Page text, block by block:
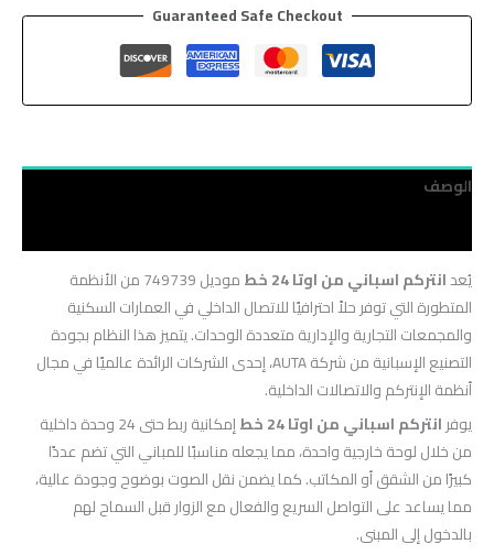
Guaranteed Safe Checkout
الوصف
يُعدانتركم اسباني من اوتا 24 خط
موديل 749739 من الأنظمة
المتطورة التي توفر حلاً احترافيًا للاتصال الداخلي في العمارات السكنية
والمجمعات التجارية والإدارية متعددة الوحدات. يتميز هذا النظام بجودة
التصنيع الإسبانية من شركة AUTA، إحدى الشركات الرائدة عالميًا في مجال
أنظمة الإنتركم والاتصالات الداخلية.
يوفرانتركم اسباني من اوتا 24 خط
إمكانية ربط حتى 24 وحدة داخلية
من خلال لوحة خارجية واحدة، مما يجعله مناسبًا للمباني التي تضم عددًا
كبيرًا من الشقق أو المكاتب. كما يضمن نقل الصوت بوضوح وجودة عالية،
مما يساعد على التواصل السريع والفعال مع الزوار قبل السماح لهم
بالدخول إلى المبنى.